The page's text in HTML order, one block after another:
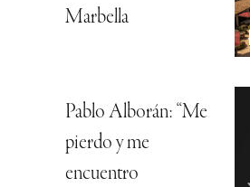
Marbella
Pablo Alborán: “Me
pierdo y me
encuentro